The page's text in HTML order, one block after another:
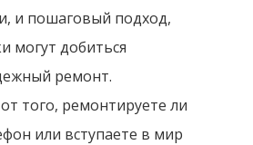
и пошаговый подход,
могут добиться
ремонт.
того, ремонтируете ли
или вступаете в мир